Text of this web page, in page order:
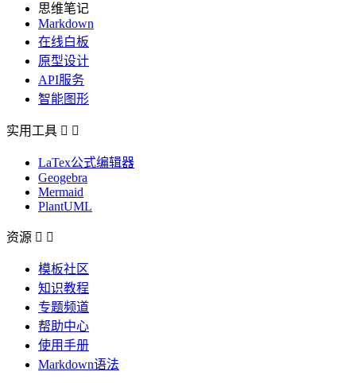
思维笔记
Markdown
在线白板
原型设计
API服务
智能图形
实用工具  
LaTex公式编辑器
Geogebra
Mermaid
PlantUML
资源  
模板社区
知识教程
专题频道
帮助中心
使用手册
Markdown语法